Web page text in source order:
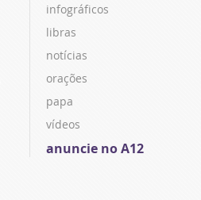
infográficos
libras
notícias
orações
papa
vídeos
anuncie no A12